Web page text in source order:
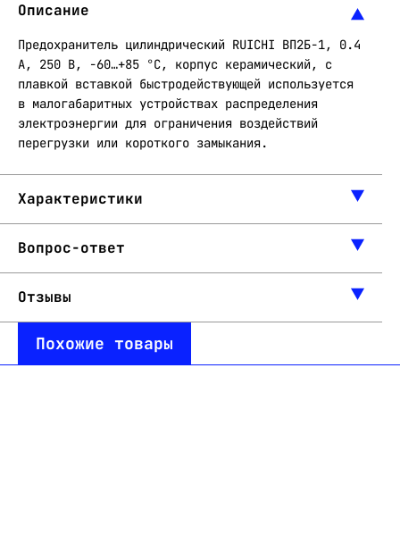
Описание
Предохранитель цилиндрический RUICHI ВП2Б-1, 0.4
А, 250 В, -60…+85 °C, корпус керамический, с
плавкой вставкой быстродействующей используется
в малогабаритных устройствах распределения
электроэнергии для ограничения воздействий
перегрузки или короткого замыкания.
Характеристики
Вопрос-ответ
Отзывы
Похожие товары